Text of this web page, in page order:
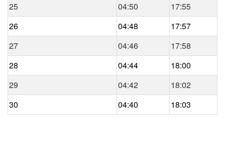
25
04:50
17:55
26
04:48
17:57
27
04:46
17:58
28
04:44
18:00
29
04:42
18:02
30
04:40 18:03